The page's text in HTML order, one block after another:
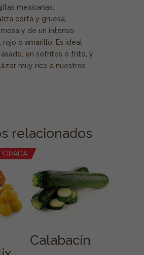
mexicanas.
corta y gruesa,
y de un intenso
o amarillo. Es ideal
en sofritos o frito, y
muy rico a nuestros
relacionados
Calabacín